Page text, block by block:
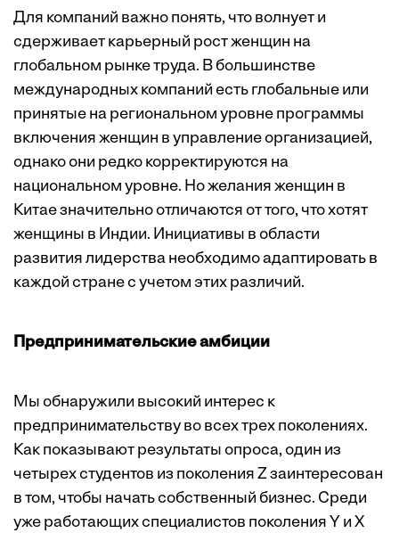
Для компаний важно понять, что волнует и
сдерживает карьерный рост женщин на
глобальном рынке труда. В большинстве
международных компаний есть глобальные или
принятые на региональном уровне программы
включения женщин в управление организацией,
однако они редко корректируются на
национальном уровне. Но желания женщин в
Китае значительно отличаются от того, что хотят
женщины в Индии. Инициативы в области
развития лидерства необходимо адаптировать в
каждой стране с учетом этих различий.
Предпринимательские амбиции
Мы обнаружили высокий интерес к
предпринимательству во всех трех поколениях.
Как показывают результаты опроса, один из
четырех студентов из поколения Z заинтересован
в том, чтобы начать собственный бизнес. Среди
уже работающих специалистов поколения Y и X